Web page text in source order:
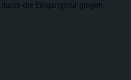
die Eingangstür gingen.